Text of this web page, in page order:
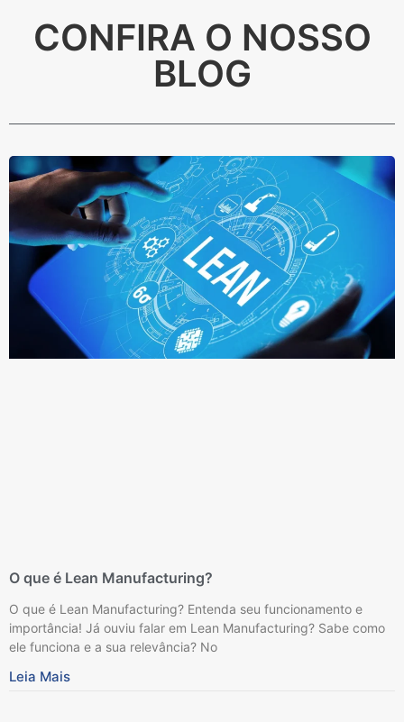
CONFIRA O NOSSO
BLOG
O que é Lean Manufacturing?
O que é Lean Manufacturing? Entenda seu funcionamento e
importância! Já ouviu falar em Lean Manufacturing? Sabe como
ele funciona e a sua relevância? No
Leia Mais